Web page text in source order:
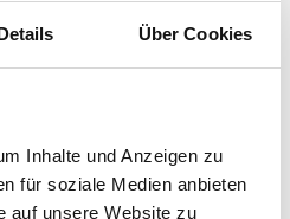
Über Cookies
Inhalte und Anzeigen zu
für soziale Medien anbieten
auf unsere Website zu
Gespräche sind
wir gezielt auf
helfen“
Interesse der zukünftigen
Highlight mit dem